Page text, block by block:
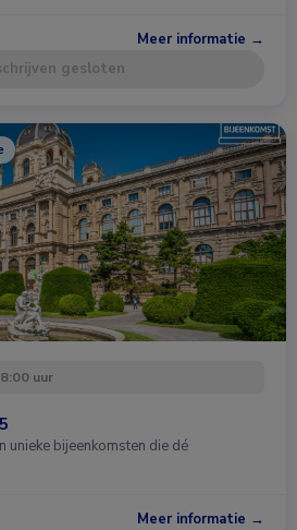
Meer informatie →
gesloten
uur
unieke bijeenkomsten die dé
Meer informatie →